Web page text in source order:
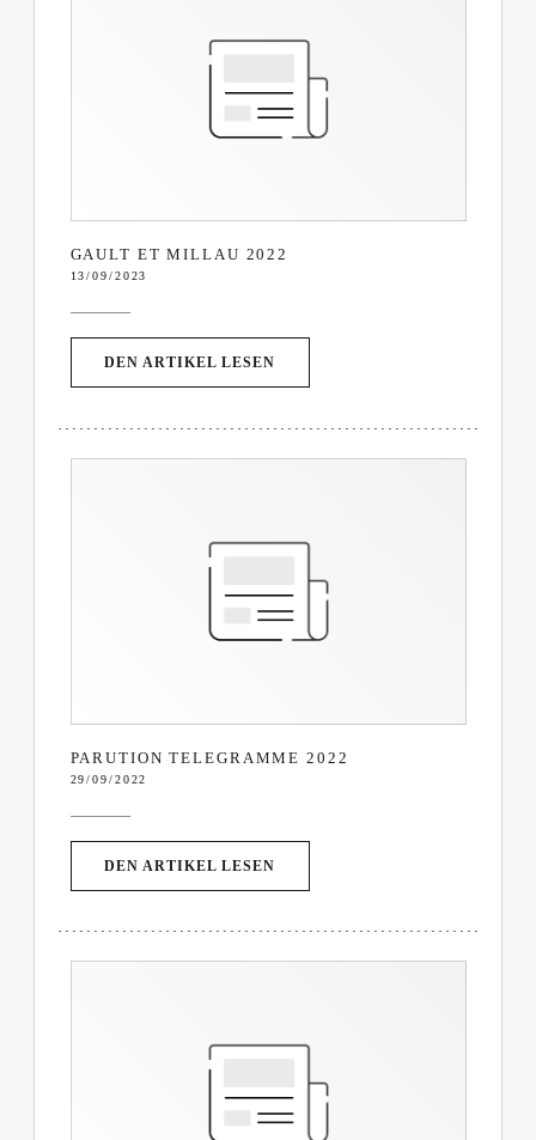
GAULT ET MILLAU 2022
13/09/2023
DEN ARTIKEL LESEN
PARUTION TELEGRAMME 2022
29/09/2022
DEN ARTIKEL LESEN